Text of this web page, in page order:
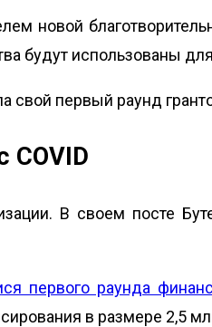
новой
будут использованы
свой первый раунд
COVID
В своем посте
первого раунда
в размере 2,5